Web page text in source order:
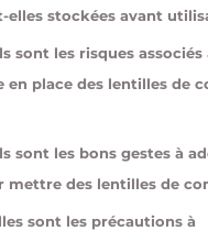
elles stockées avant
sont les risques associés
en place des lentilles de
sont les bons gestes à
mettre des lentilles de
sont les précautions à